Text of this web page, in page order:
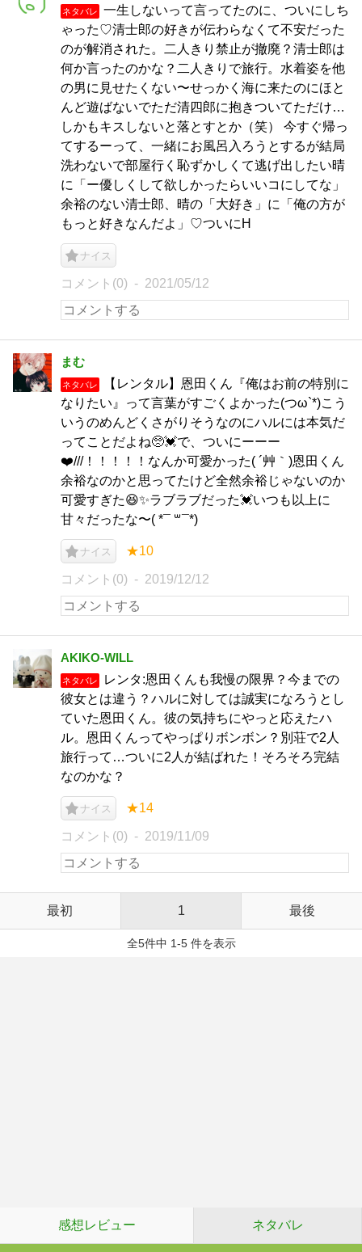
ネタバレ
一生しないって言ってたのに、ついにしち
ゃった♡清士郎の好きが伝わらなくて不安だった
のが解消された。二人きり禁止が撤廃？清士郎は
何か言ったのかな？二人きりで旅行。水着姿を他
の男に見せたくない〜せっかく海に来たのにほと
んど遊ばないでただ清四郎に抱きついてただけ…
しかもキスしないと落とすとか（笑） 今すぐ帰っ
てするーって、一緒にお風呂入ろうとするが結局
洗わないで部屋行く恥ずかしくて逃げ出したい晴
に「ー優しくして欲しかったらいいコにしてな」
余裕のない清士郎、晴の「大好き」に「俺の方が
もっと好きなんだよ」♡ついにH
ナイス
コメント(0) 2021/05/12
まむ
ネタバレ
【レンタル】恩田くん『俺はお前の特別に
なりたい』って言葉がすごくよかった(つω`*)こう
いうのめんどくさがりそうなのにハルには本気だ
ってことだよね🥺💓で、ついにーーー
❤️///！！！！！なんか可愛かった( ´艸｀)恩田くん
余裕なのかと思ってたけど全然余裕じゃないのか
可愛すぎた😆✨ラブラブだった💓いつも以上に
甘々だったな〜( *¯ ꒳¯*)
ナイス ★10
コメント(0) 2019/12/12
AKIKO-WILL
ネタバレ
レンタ:恩田くんも我慢の限界？今までの
彼女とは違う？ハルに対しては誠実になろうとし
ていた恩田くん。彼の気持ちにやっと応えたハ
ル。恩田くんってやっぱりボンボン？別荘で2人
旅行って…ついに2人が結ばれた！そろそろ完結
なのかな？
ナイス ★14
コメント(0) 2019/11/09
最初 1 最後
全5件中 1-5 件を表示
感想レビュー ネタバレ